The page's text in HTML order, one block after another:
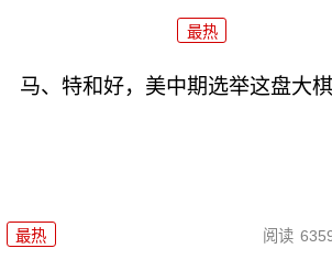
最热
马、特和好，美中期选举这盘大
最热 阅读